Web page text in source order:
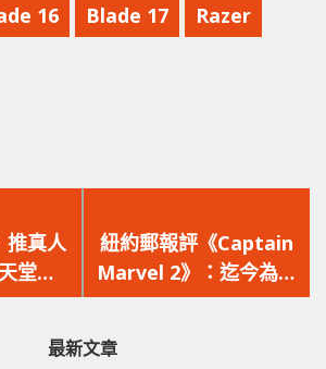
16 Blade 17 Razer
推真人
堂、
，由
一
篇
文
紐約郵報評《Captain
Marvel 2》：迄今為止
最差的 Marvel 電影！
最新文章